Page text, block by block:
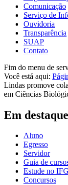
Comunicação
Serviço de
Ouvidoria
Transparência
SUAP
Contato
Fim do menu de
Você está aqui:
Lindas promove
em Ciências
Em destaque
Aluno
Egresso
Servidor
Guia de
Estude no IFG
Concursos